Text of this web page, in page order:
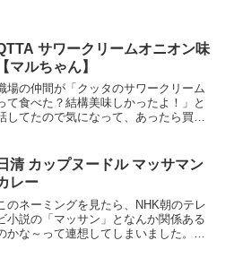
サワークリームオニオン味
【マルちゃん】
場の仲間が「クッタのサワークリーム
て食べた？結構美味しかったよ！」と
してたので気になって、あったら買お
たらあったのでようやく買えました。(*
｀)味の方は未体験...
日清 カップヌードル マッサマン
レー
のネーミングを見たら、NHK朝のテレ
小説の「マッサン」となんか関係ある
かな～って連想してしまいました。エ